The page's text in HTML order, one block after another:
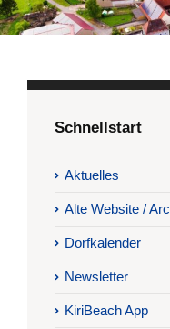
Schnellstart
Aktuelles
Alte Website /
Dorfkalender
Newsletter
KiriBeach App